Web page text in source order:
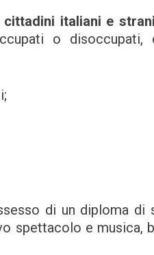
italiani e
o
di un diploma di
spettacolo e musica,